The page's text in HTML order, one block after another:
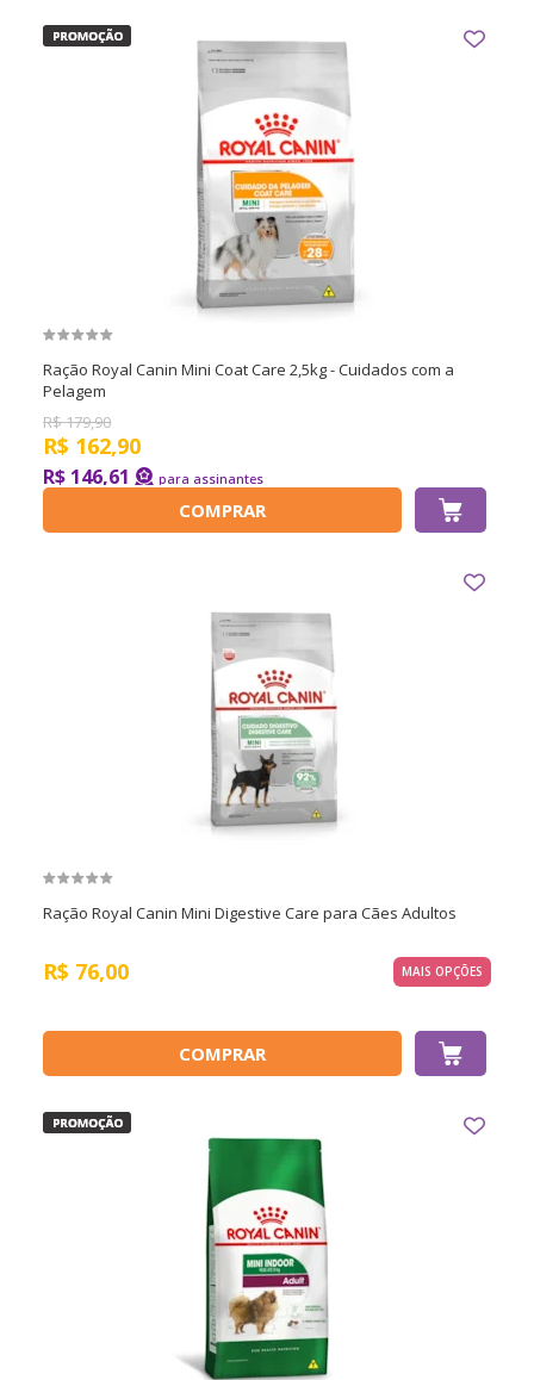
Ração Royal Canin Mini Coat Care 2,5kg - Cuidados com a
Pelagem
R$179,90
R$ 162,90
R$ 146,61
COMPRAR
Ração Royal Canin Mini Digestive Care para Cães Adultos
R$ 76,00 MAIS OPÇÕES
COMPRAR